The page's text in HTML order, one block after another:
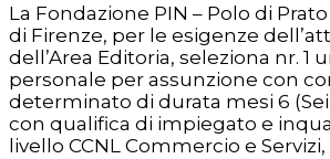
La Fondazione PIN – Polo di
di Firenze, per le esigenze
dell’Area Editoria, seleziona nr. 1
personale per assunzione con
determinato di durata mesi 6
con qualifica di impiegato e
livello CCNL Commercio e